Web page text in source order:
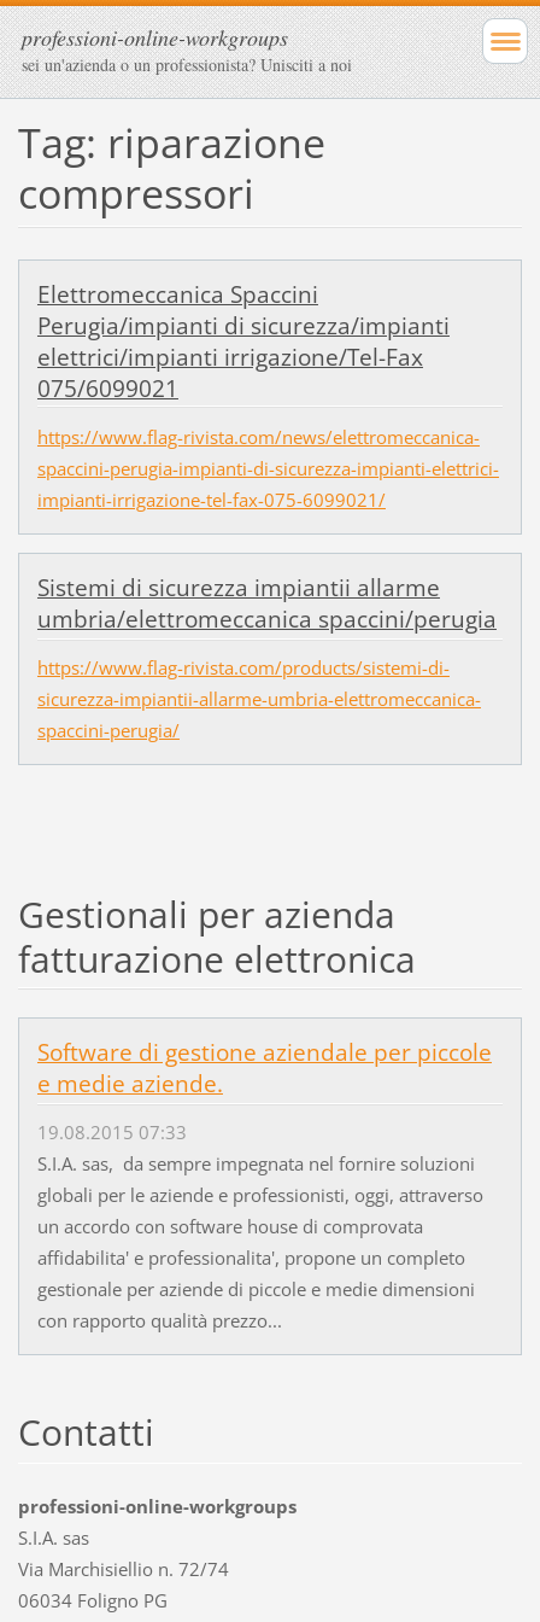
professioni-online-workgroups
sei un'azienda o un professionista? Unisciti a noi
Tag: riparazione
compressori
Elettromeccanica Spaccini
Perugia/impianti di sicurezza/impianti
elettrici/impianti irrigazione/Tel-Fax
075/6099021
https://www.flag-rivista.com/news/elettromeccanica-
spaccini-perugia-impianti-di-sicurezza-impianti-elettrici-
impianti-irrigazione-tel-fax-075-6099021/
Sistemi di sicurezza impiantii allarme
umbria/elettromeccanica spaccini/perugia
https://www.flag-rivista.com/products/sistemi-di-
sicurezza-impiantii-allarme-umbria-elettromeccanica-
spaccini-perugia/
Gestionali per azienda
fatturazione elettronica
Software di gestione aziendale per piccole
e medie aziende.
19.08.2015 07:33
S.I.A. sas, da sempre impegnata nel fornire soluzioni
globali per le aziende e professionisti, oggi, attraverso
un accordo con software house di comprovata
affidabilita' e professionalita', propone un completo
gestionale per aziende di piccole e medie dimensioni
con rapporto qualità prezzo...
Contatti
professioni-online-workgroups
S.I.A. sas
Via Marchisiellio n. 72/74
06034 Foligno PG